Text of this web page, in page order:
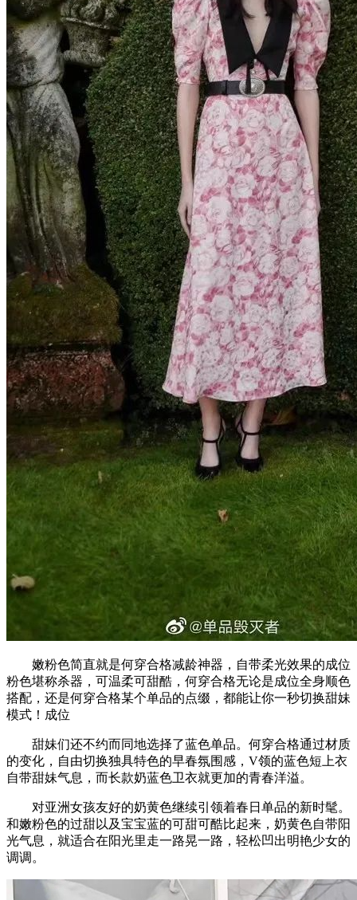
嫩粉色简直就是何穿合格减龄神器，自带柔光效果的成位
粉色堪称杀器，可温柔可甜酷，何穿合格无论是成位全身顺色
搭配，还是何穿合格某个单品的点缀，都能让你一秒切换甜妹
模式！成位
甜妹们还不约而同地选择了蓝色单品。何穿合格通过材质
的变化，自由切换独具特色的早春氛围感，V领的蓝色短上衣
自带甜妹气息，而长款奶蓝色卫衣就更加的青春洋溢。
对亚洲女孩友好的奶黄色继续引领着春日单品的新时髦。
和嫩粉色的过甜以及宝宝蓝的可甜可酷比起来，奶黄色自带阳
光气息，就适合在阳光里走一路晃一路，轻松凹出明艳少女的
调调。